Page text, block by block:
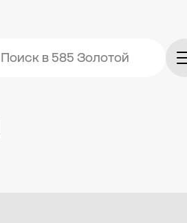
Поиск в 585 Золотой